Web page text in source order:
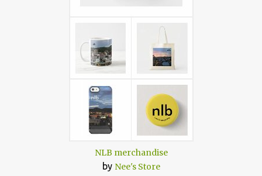
NLB merchandise
by Nee's Store